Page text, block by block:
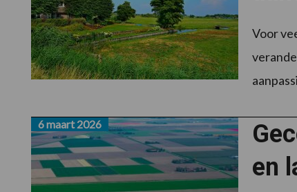
Voor
en
6 maart 2026